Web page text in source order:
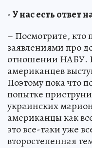
- У нас есть ответ
– Посмотрите, кто
заявлениями про
отношении НАБУ.
американцев
Поэтому пока что
попытке
украинских
американцы как
это все-таки уже
второстепенная